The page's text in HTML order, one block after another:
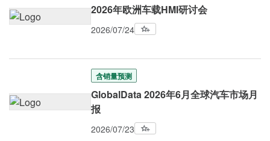
2026年欧洲车载HMI研讨会
2026/07/24
含销量预测
GlobalData 2026年6月全球汽车市场月
报
2026/07/23